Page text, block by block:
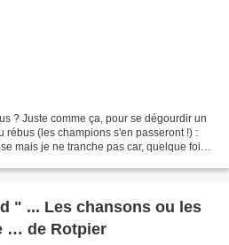
? Juste comme ça, pour se dégourdir un
rébus (les champions s'en passeront !) :
mais je ne tranche pas car, quelque fois,
" ... Les chansons ou les
… de Rotpier